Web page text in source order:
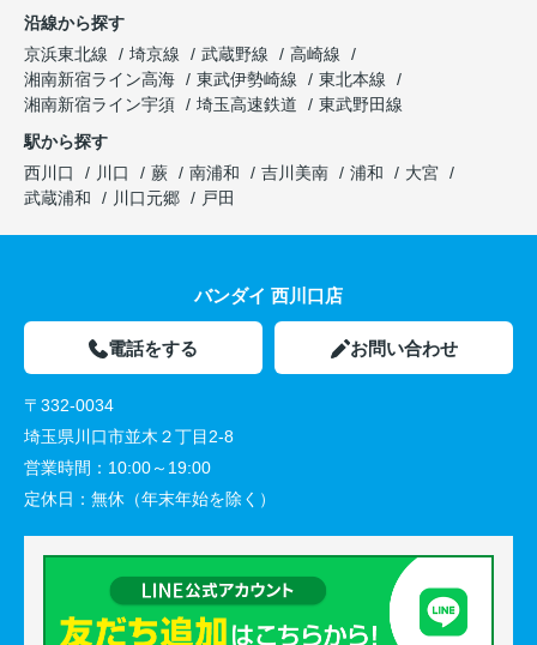
沿線から探す
京浜東北線
埼京線 武蔵野線
高崎線
湘南新宿ライン高海
東武伊勢崎線
東北本線
湘南新宿ライン宇須
埼玉高速鉄道
東武野田線
駅から探す
西川口
川口 蕨 南浦和 吉川美南 浦和
大宮
武蔵浦和
川口元郷 戸田
バンダイ 西川口店
電話をする お問い合わせ
〒332-0034
埼玉県川口市並木２丁目2-8
営業時間： 10:00～19:00
定休日： 無休（年末年始を除く）